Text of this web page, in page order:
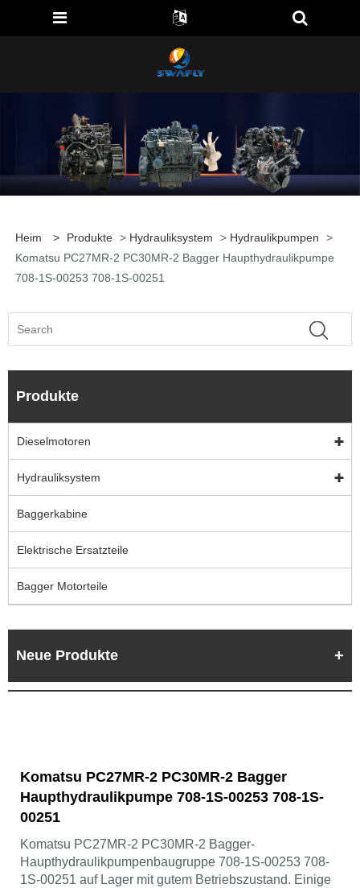
Heim > Produkte > Hydrauliksystem > Hydraulikpumpen
>
Komatsu PC27MR-2 PC30MR-2 Bagger Haupthydraulikpumpe
708-1S-00253 708-1S-00251
Produkte
Dieselmotoren
Hydrauliksystem
Baggerkabine
Elektrische Ersatzteile
Bagger Motorteile
Neue Produkte
Komatsu PC27MR-2 PC30MR-2 Bagger
Haupthydraulikpumpe 708-1S-00253 708-1S-
00251
Komatsu PC27MR-2 PC30MR-2 Bagger-
Haupthydraulikpumpenbaugruppe 708-1S-00253 708-
1S-00251 auf Lager mit gutem Betriebszustand. Einige